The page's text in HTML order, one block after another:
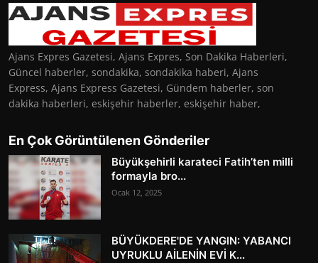
Ajans Expres Gazetesi, Ajans Expres, Son Dakika Haberleri,
Güncel haberler, sondakika, sondakika haberi, Ajans
Express, Ajans Express Gazetesi, Gündem haberler, son
dakika haberleri, eskişehir haberler, eskişehir haber,
En Çok Görüntülenen Gönderiler
Büyükşehirli karateci Fatih’ten milli
formayla bro...
Ocak 12, 2025
BÜYÜKDERE'DE YANGIN: YABANCI
UYRUKLU AİLENİN EVİ K...